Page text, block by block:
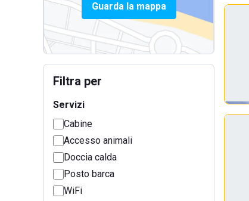
Guarda la mappa
Filtra per
Servizi
Cabine
Accesso animali
Doccia calda
Posto barca
WiFi